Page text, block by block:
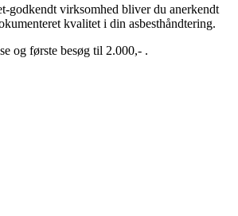
godkendt virksomhed bliver du anerkendt
kvalitet i din asbesthåndtering.
og første besøg til 2.000,- .